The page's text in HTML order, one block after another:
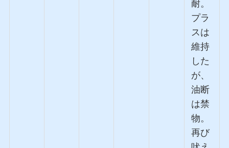
耐。
プラ
スは
維持
した
が、
油断
は禁
物。
再び